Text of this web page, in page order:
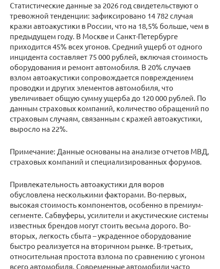
Статистические данные за 2026 год свидетельствуют о
тревожной тенденции: зафиксировано 14 782 случая
кражи автоакустики в России, что на 18,5% больше, чем в
предыдущем году. В Москве и Санкт-Петербурге
приходится 45% всех угонов. Средний ущерб от одного
инцидента составляет 75 000 рублей, включая стоимость
оборудования и ремонт автомобиля. В 20% случаев
взлом автоакустики сопровождается повреждением
проводки и других элементов автомобиля, что
увеличивает общую сумму ущерба до 120 000 рублей. По
данным страховых компаний, количество обращений по
страховым случаям, связанным с кражей автоакустики,
выросло на 22%.
Примечание: Данные основаны на анализе отчетов МВД,
страховых компаний и специализированных форумов.
Привлекательность автоакустики для воров
обусловлена несколькими факторами. Во-первых,
высокая стоимость компонентов, особенно в премиум-
сегменте. Сабвуферы, усилители и акустические системы
известных брендов могут стоить весьма дорого. Во-
вторых, легкость сбыта – украденное оборудование
быстро реализуется на вторичном рынке. В-третьих,
относительная простота взлома по сравнению с угоном
всего автомобиля. Современные автомобили часто